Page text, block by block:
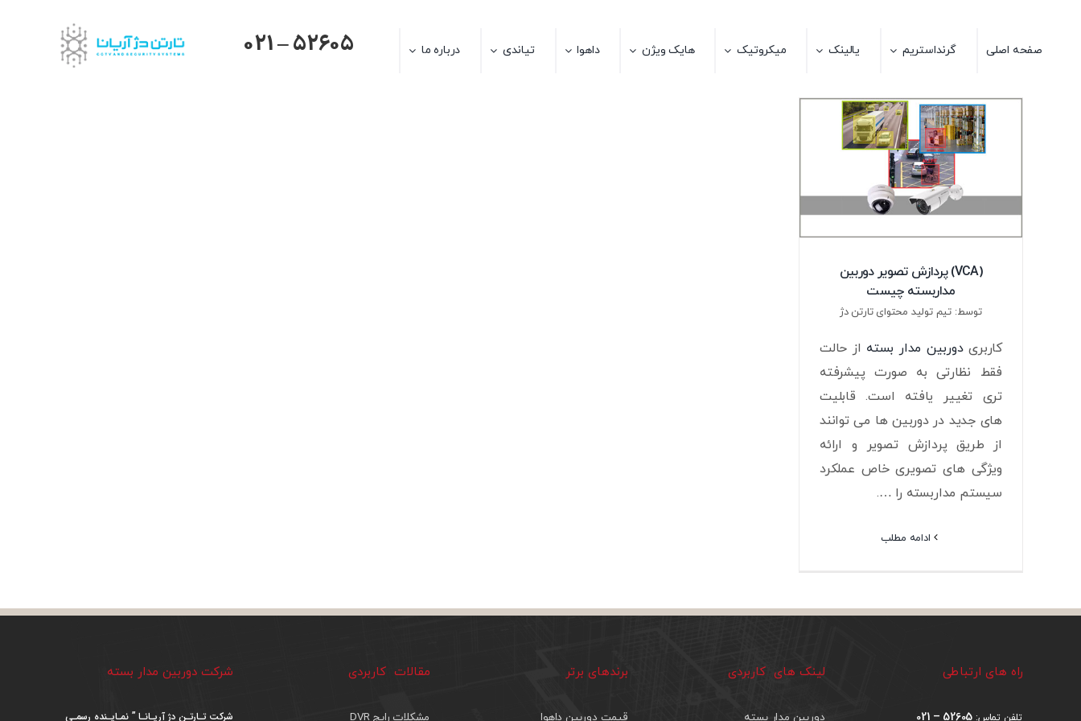
صفحه اصلی گرنداستریم یالینک میکروتیک هایک ویژن داهوا تیاندی درباره ما 021 – 52605
(VCA) پردازش تصویر دوربین
مداربسته چیست
توسط: تیم تولید محتوای تارتن دژ
کاربریدوربین مدار بسته از حالت
فقط نظارتی به صورت پیشرفته
تری تغییر یافته است. قابلیت
های جدید در دوربین ها می توانند
از طریق پردازش تصویر و ارائه
ویژگی های تصویری خاص عملکرد
سیستم مداربسته را ….
ادامه مطلب
راه های ارتباطی
تلفن تماس: 52605 – 021
لینک های کاربردی
دوربین مدار بسته
برندهای برتر
قیمت دوربین داهوا
مقالات کاربردی
مشکلات رایج DVR
شرکت دوربین مدار بسته
شرکت تـارتـن دژ آریـانـا ” نمـایـنده رسمـی